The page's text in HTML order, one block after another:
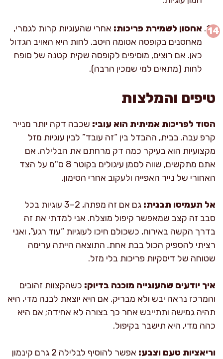
אחסון לשמירת פריכות: אחרי שהעוגיות קרות לגמרי,
מאחסנים בקופסה אטומה היטב. לחות היא האויב הגדול
כאן. אם רוצים, מוסיפים לקופסה שקית קטנה של סופח
לחות (מתאים למי שמכין הרבה).
טיפים והמלצות
הסוד לפריכות אמיתית הוא עובי: שכבה דקה יותר מנייר
קרפ עבה. בבית, ההבדל בין “זה עובד” לבין עוגיות מזל
מקצועיות הוא בעיקר כמה דק מרחתם את הבלילה. אם
אתם מתקשים, שווה לסמן עיגולים בקוטר 8 ס"מ על הצד
האחורי של נייר האפייה ולעקוב אחרי הסימון.
אל תעמיסו תבנית:
גם אם זה מפתה, 2–3 עוגיות בכל
סבב זה קצב שמאפשר קיפול מוצלח. אני למדתי את זה
בדרך הקשה באירוח, כשכולם חיכו לעוגיות “עוד רגע”, ואני
רציתי להספיק הכול בבת אחת. התוצאה הייתה ערימה
שטוחה של דיסקיות פריכות בלי מזל.
איך יודעים שהעוגייה מוכנה בדיוק: כשהקצוות זהובים
והמרכז נראה יבש ולא מבריק. אם היא יוצאת לבנה מדי, היא
תהיה גמישה ותתייבש אחר כך בצורה לא אחידה; אם היא
כהה מדי, היא תישבר בקיפול.
וריאציות טעם וצבע:
אפשר להוסיף לבלילה 2 גרם קינמון